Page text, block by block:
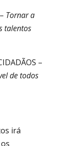
Tornar a
talentos
–
de todos
irá